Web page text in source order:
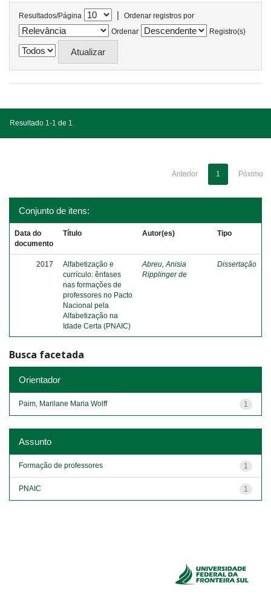
Resultados/Página |
Ordenar registros por
Ordenar
Registro(s)
Resultado 1-1 de 1.
Anterior 1 Póximo
Conjunto de itens:
Data do
documento
Título Autor(es) Tipo
2017
Alfabetização e
currículo: ênfases
nas formações de
professores no Pacto
Nacional pela
Alfabetização na
Idade Certa (PNAIC)
Abreu, Anisia
Ripplinger de
Dissertação
Busca facetada
Orientador
1
Paim, Marilane Maria Wolff
Assunto
1
Formação de professores
1
PNAIC